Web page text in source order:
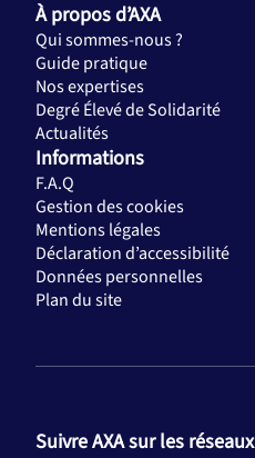
À propos d’AXA
Qui sommes-nous ?
Guide pratique
Nos expertises
Degré Élevé de Solidarité
Actualités
Informations
F.A.Q
Gestion des cookies
Mentions légales
Déclaration d’accessibilité
Données personnelles
Plan du site
Suivre AXA sur les réseaux